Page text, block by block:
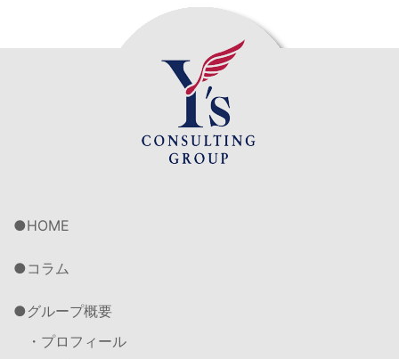
HOME
コラム
グループ概要
・プロフィール